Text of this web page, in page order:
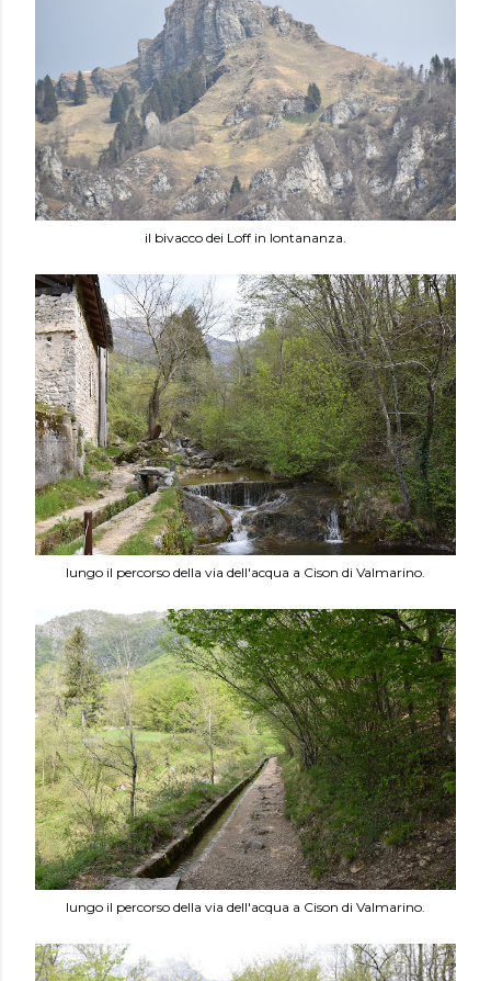
il bivacco dei Loff in lontananza.
lungo il percorso della via dell'acqua a Cison di Valmarino.
lungo il percorso della via dell'acqua a Cison di Valmarino.